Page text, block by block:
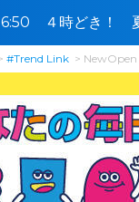
４時どき！
#Trend Link NewOpen